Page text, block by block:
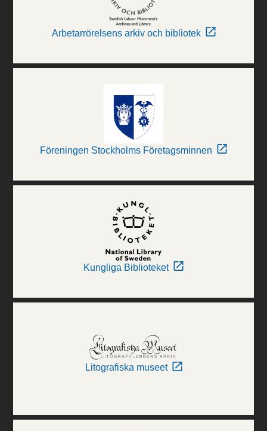
Arbetarrörelsens arkiv och bibliotek
Föreningen Stockholms Företagsminnen
Kungliga Biblioteket
Litografiska museet